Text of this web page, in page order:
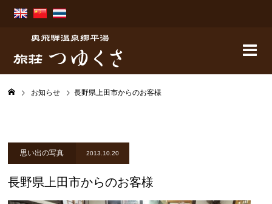
お知らせ 長野県上田市からのお客様
思い出の写真 2013.10.20
長野県上田市からのお客様